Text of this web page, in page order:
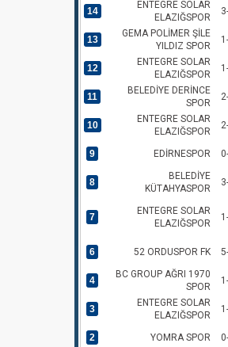
14
ENTEGRE SOLAR
ELAZIĞSPOR
13
GEMA POLİMER ŞİLE
YILDIZ SPOR
12
ENTEGRE SOLAR
ELAZIĞSPOR
11
BELEDİYE DERİNCE
SPOR
10
ENTEGRE SOLAR
ELAZIĞSPOR
9 EDİRNESPOR
8
BELEDİYE
KÜTAHYASPOR
7
ENTEGRE SOLAR
ELAZIĞSPOR
6 52 ORDUSPOR FK
4
BC GROUP AĞRI 1970
SPOR
3
ENTEGRE SOLAR
ELAZIĞSPOR
2 YOMRA SPOR